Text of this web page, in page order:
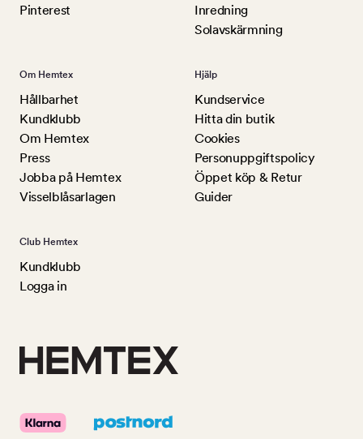
Pinterest
Inredning
Solavskärmning
Om Hemtex
Hållbarhet
Kundklubb
Om Hemtex
Press
Jobba på Hemtex
Visselblåsarlagen
Hjälp
Kundservice
Hitta din butik
Cookies
Personuppgiftspolicy
Öppet köp & Retur
Guider
Club Hemtex
Kundklubb
Logga in